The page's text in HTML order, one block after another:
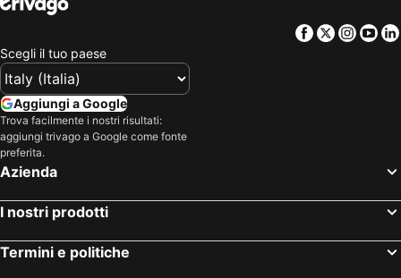
Facebook
Twitter
Scegli il tuo paese
Aggiungi a Google
Trova facilmente i nostri risultati:
aggiungi trivago a Google come fonte
preferita.
Azienda
I nostri prodotti
Termini e politiche